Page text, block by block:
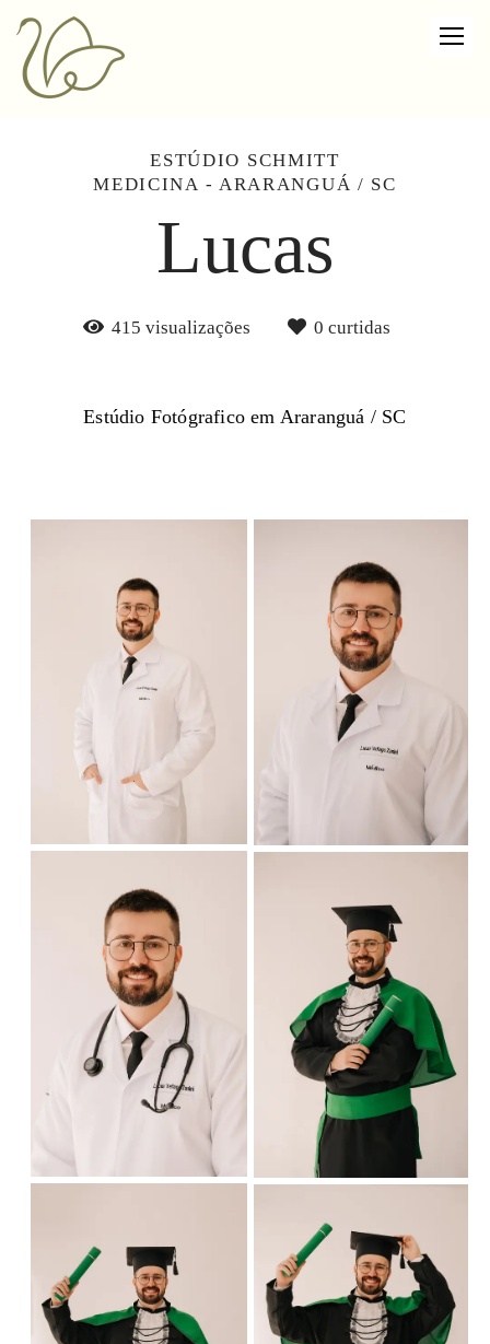
ESTÚDIO SCHMITT
MEDICINA - ARARANGUÁ / SC
Lucas
415 visualizações 0 curtidas
Estúdio Fotógrafico em Araranguá / SC